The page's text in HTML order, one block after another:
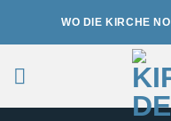
WO DIE KIRCHE